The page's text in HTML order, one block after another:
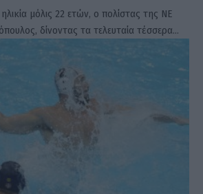
μόλις 22 ετών, ο πολίστας της ΝΕ
δίνοντας τα τελευταία τέσσερα…